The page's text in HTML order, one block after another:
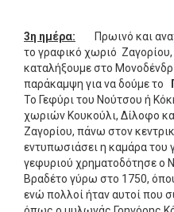
3η ημέρα: Πρωινό και
το γραφικό χωριό
καταλήξουμε στο
παράκαμψη για να δούμε το
Το Γεφύρι του Νούτσου ή
χωριών Κουκούλι, Δίλοφο
Ζαγορίου, πάνω στον
εντυπωσιάσει η καμάρα του
γεφυριού χρηματοδότησε ο
Βραδέτο γύρω στο 1750,
ενώ πολλοί ήταν αυτοί που